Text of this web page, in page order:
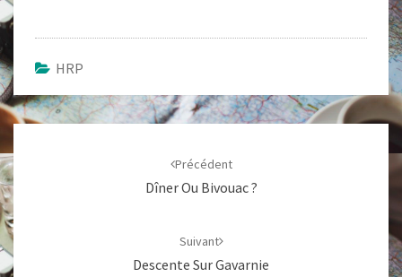
HRP
Navigation
d'article
Précédent
Dîner Ou Bivouac ?
Suivant
Descente Sur Gavarnie